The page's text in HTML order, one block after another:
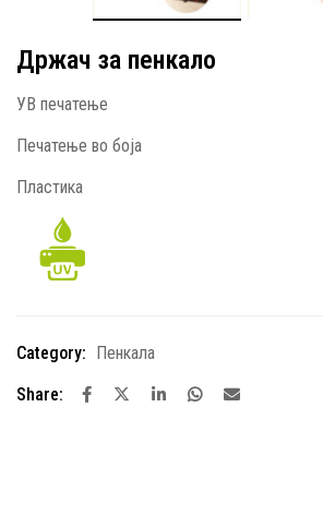
Држач за пенкало
УВ печатење
Печатење во боја
Пластика
Category: Пенкала
Share: